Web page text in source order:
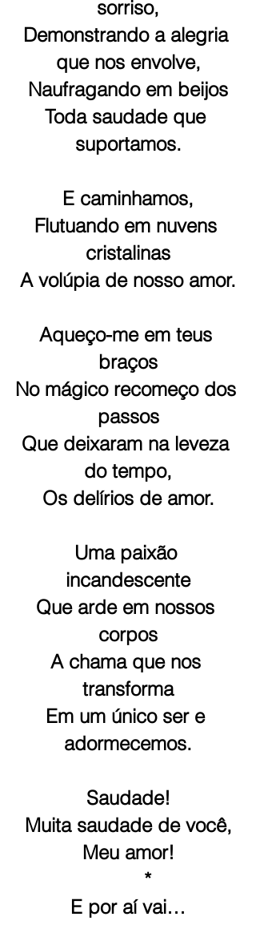
sorriso,
Demonstrando a alegria
que nos envolve,
Naufragando em beijos
Toda saudade que
suportamos.
E caminhamos,
Flutuando em nuvens
cristalinas
A volúpia de nosso amor.
Aqueço-me em teus
braços
No mágico recomeço dos
passos
Que deixaram na leveza
do tempo,
Os delírios de amor.
Uma paixão
incandescente
Que arde em nossos
corpos
A chama que nos
transforma
Em um único ser e
adormecemos.
Saudade!
Muita saudade de você,
Meu amor!
*
E por aí vai…